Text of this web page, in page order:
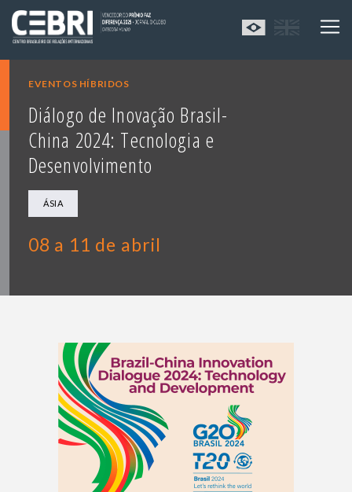
EVENTOS HÍBRIDOS
Diálogo de Inovação Brasil-
China 2024: Tecnologia e
Desenvolvimento
ÁSIA
08 a 11 de abril